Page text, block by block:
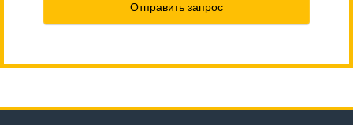
Отправить запрос